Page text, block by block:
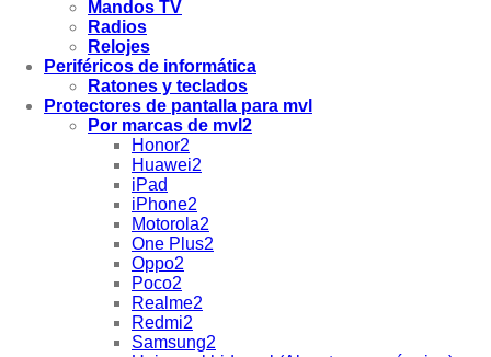
Mandos TV
Radios
Relojes
Periféricos de informática
Ratones y teclados
Protectores de pantalla para mvl
Por marcas de mvl2
Honor2
Huawei2
iPad
iPhone2
Motorola2
One Plus2
Oppo2
Poco2
Realme2
Redmi2
Samsung2